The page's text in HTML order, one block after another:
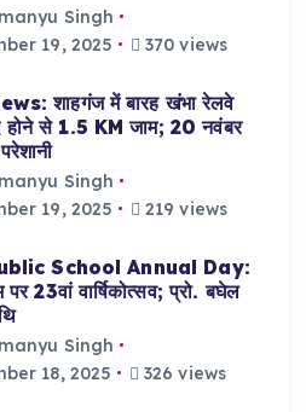
Singh
19, 2025
370 views
शाहगंज में बारह खंभा रेलवे
होने से 1.5 KM जाम; 20 नवंबर
Singh
19, 2025
219 views
School Annual Day:
पर 23वां वार्षिकोत्सव; प्रो. बघेल
Singh
18, 2025
326 views